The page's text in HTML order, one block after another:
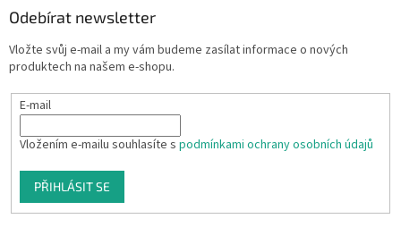
Odebírat newsletter
Vložte svůj e-mail a my vám budeme zasílat informace o nových
produktech na našem e-shopu.
E-mail
Vložením e-mailu souhlasíte s podmínkami ochrany osobních údajů
PŘIHLÁSIT SE